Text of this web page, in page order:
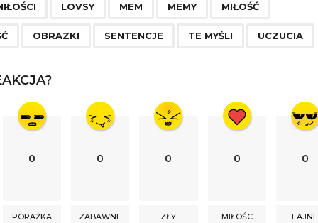
LOVSY MEM MEMY MIŁOŚĆ
OBRAZKI SENTENCJE TE MYŚLI UCZUCIA
0
PORAŻKA
0
ZABAWNE
0
ZŁY
0
MIŁOŚC
0
FAJNE